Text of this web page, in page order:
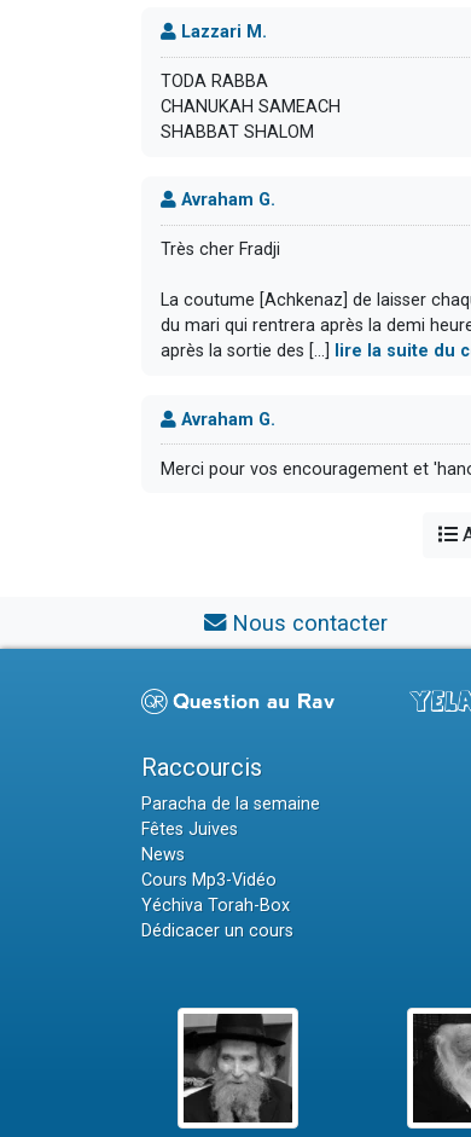
Lazzari M.
TODA RABBA
CHANUKAH SAMEACH
SHABBAT SHALOM
Avraham G.
Très cher Fradji
La coutume [Achkenaz] de laisser
du mari qui rentrera après la demi
après la sortie des [...] lire la suite du
Avraham G.
Merci pour vos encouragement et
Nous contacter
Raccourcis
Paracha de la semaine
Fêtes Juives
News
Cours Mp3-Vidéo
Yéchiva Torah-Box
Dédicacer un cours